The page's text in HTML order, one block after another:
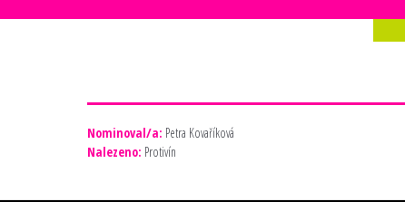
Nominoval/a: Petra Kovaříková
Nalezeno: Protivín